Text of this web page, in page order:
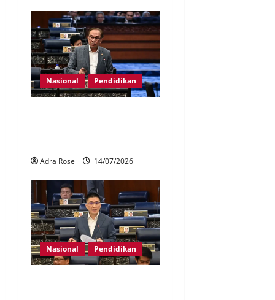
Nasional Pendidikan
Adra Rose 14/07/2026
Nasional Pendidikan